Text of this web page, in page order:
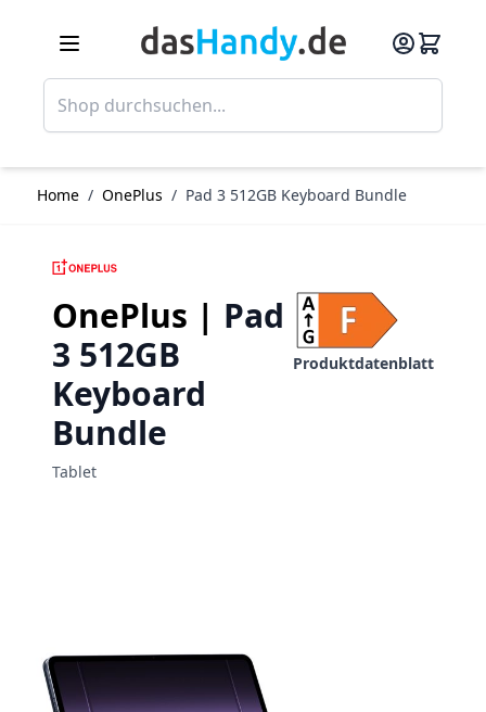
Home / OnePlus / Pad 3 512GB Keyboard Bundle
OnePlus | Pad
3 512GB
Keyboard
Bundle
Tablet
Produktdatenblatt